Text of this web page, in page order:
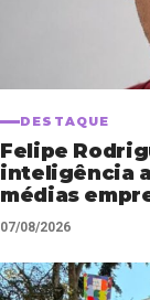
DESTAQUE
Felipe
inteligência
médias
automação
07/08/2026